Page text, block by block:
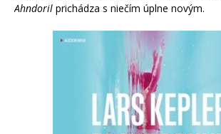
Ahndoril prichádza s niečím úplne novým.